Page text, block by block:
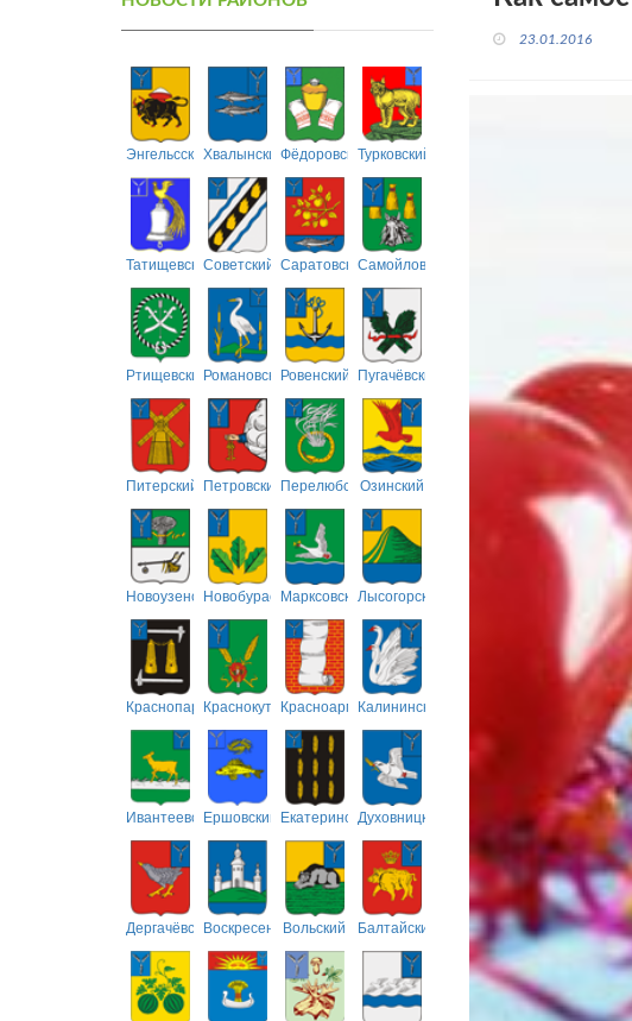
ЭнгельсскийХвалынскийФёдоровскийТурковский
ТатищевскийСоветский СаратовскийСамойловский
РтищевскийРомановскийРовенский Пугачёвский
Питерский ПетровскийПерелюбскийОзинский
НовоузенскийНовобурасскийМарксовскийЛысогорский
Краснопартизанский
КраснокутскийКрасноармейский
Калининский
ИвантеевскийЕршовский ЕкатериновскийДуховницкий
ДергачёвскийВоскресенскийВольский Балтайский
23.01.2016